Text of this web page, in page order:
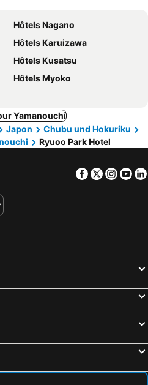
Hôtels Nagano
Hôtels Karuizawa
Hôtels Kusatsu
Hôtels Myoko
Yamanouchi
Japon
Chubu und Hokuriku
Ryuoo Park Hotel
Facebook
Twitter